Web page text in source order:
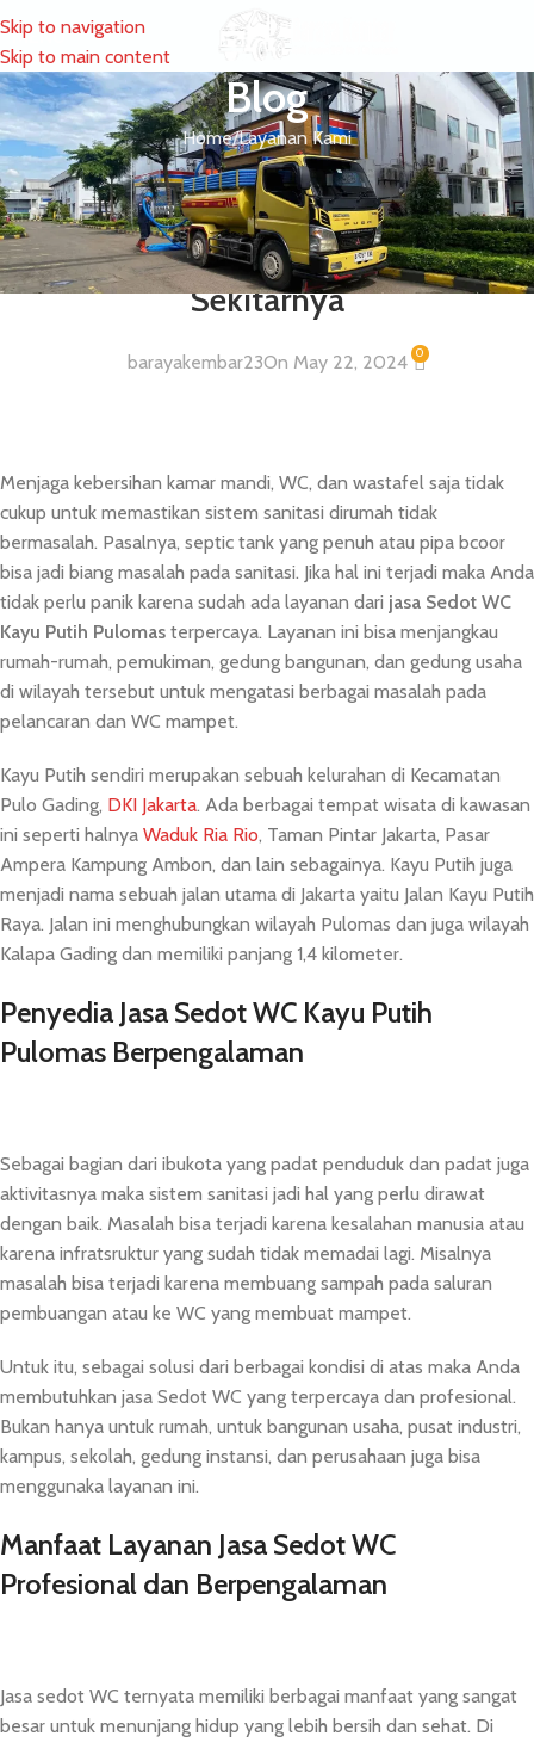
Skip to navigation
Skip to main content
MENU
Blog
Home Layanan Kami
LAYANAN KAMI
Layanan Sedot WC dan Tinja
Wilayah Kayu Putih Pulomas dan
Sekitarnya
barayakembar23On May 22, 2024 0
Menjaga kebersihan kamar mandi, WC, dan wastafel saja tidak
cukup untuk memastikan sistem sanitasi dirumah tidak
bermasalah. Pasalnya, septic tank yang penuh atau pipa bcoor
bisa jadi biang masalah pada sanitasi. Jika hal ini terjadi maka Anda
tidak perlu panik karena sudah ada layanan dari jasa Sedot WC
Kayu Putih Pulomas terpercaya. Layanan ini bisa menjangkau
rumah-rumah, pemukiman, gedung bangunan, dan gedung usaha
di wilayah tersebut untuk mengatasi berbagai masalah pada
pelancaran dan WC mampet.
Kayu Putih sendiri merupakan sebuah kelurahan di Kecamatan
Pulo Gading, DKI Jakarta. Ada berbagai tempat wisata di kawasan
ini seperti halnya Waduk Ria Rio, Taman Pintar Jakarta, Pasar
Ampera Kampung Ambon, dan lain sebagainya. Kayu Putih juga
menjadi nama sebuah jalan utama di Jakarta yaitu Jalan Kayu Putih
Raya. Jalan ini menghubungkan wilayah Pulomas dan juga wilayah
Kalapa Gading dan memiliki panjang 1,4 kilometer.
Penyedia Jasa Sedot WC Kayu Putih
Pulomas Berpengalaman
Sebagai bagian dari ibukota yang padat penduduk dan padat juga
aktivitasnya maka sistem sanitasi jadi hal yang perlu dirawat
dengan baik. Masalah bisa terjadi karena kesalahan manusia atau
karena infratsruktur yang sudah tidak memadai lagi. Misalnya
masalah bisa terjadi karena membuang sampah pada saluran
pembuangan atau ke WC yang membuat mampet.
Untuk itu, sebagai solusi dari berbagai kondisi di atas maka Anda
membutuhkan jasa Sedot WC yang terpercaya dan profesional.
Bukan hanya untuk rumah, untuk bangunan usaha, pusat industri,
kampus, sekolah, gedung instansi, dan perusahaan juga bisa
menggunaka layanan ini.
Manfaat Layanan Jasa Sedot WC
Profesional dan Berpengalaman
Jasa sedot WC ternyata memiliki berbagai manfaat yang sangat
besar untuk menunjang hidup yang lebih bersih dan sehat. Di